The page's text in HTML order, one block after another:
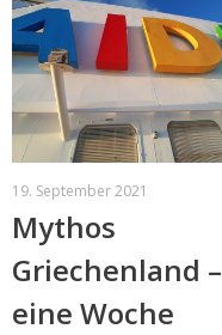
19. September 2021
Mythos
Griechenland –
eine Woche